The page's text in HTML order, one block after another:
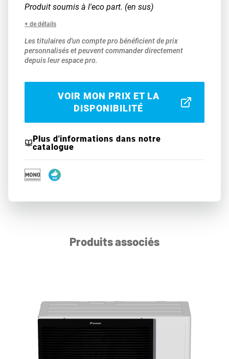
Produit soumis à l'eco part. (en sus)
+ de détails
Les titulaires d'un compte pro bénéficient de prix
personnalisés et peuvent commander directement
depuis leur espace pro.
VOIR MON PRIX ET LA
DISPONIBILITÉ
Plus d'informations dans notre
catalogue
Produits associés